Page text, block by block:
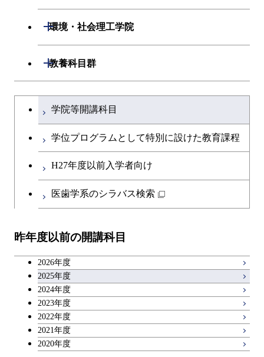
知能情報コース
情報工学コース
知能情報コース
エネルギー・情報コース
人間医療科学技術コース
物質・情報卓越コース
専門科目
生命理工学系
開閉
ライフエンジニアリングコ
ース
地球生命コース
物質・情報卓越コース
環境・社会理工学院
開閉
建築学系
開閉
コース
都市・環境学コース
エンジニアリングデザイン
コース
都市・環境学コース
開閉
地球環境共創コース
エネルギーコース
エネルギー・情報コース
エンジニアリングデザイン
原子核工学コース
物質・情報卓越コース
社会・人間科学系
社会・人間科学コース
イノベーション科学系
イノベーション科学コース
人間医療科学技術コース
技術経営専門職学位課程
開閉
技術経営専門職学位課程
専門科目
教養科目群
開閉
文系教養科目
英語科目
第二外国語科目
キャリア科目
大学院課程を切り替える
学院等開講科目
学位プログラムとして特別に設けた教育課程
H27年度以前入学者向け
医歯学系のシラバス検索
昨年度以前の開講科目
2026年度
2025年度
2024年度
2023年度
2022年度
2021年度
2020年度